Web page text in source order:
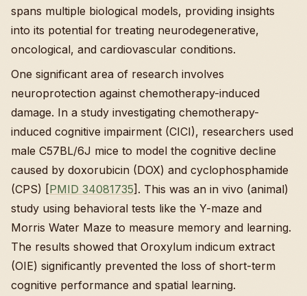
spans multiple biological models, providing insights
into its potential for treating neurodegenerative,
oncological, and cardiovascular conditions.
One significant area of research involves
neuroprotection against chemotherapy-induced
damage. In a study investigating chemotherapy-
induced cognitive impairment (CICI), researchers used
male C57BL/6J mice to model the cognitive decline
caused by doxorubicin (DOX) and cyclophosphamide
(CPS) [PMID 34081735]. This was an in vivo (animal)
study using behavioral tests like the Y-maze and
Morris Water Maze to measure memory and learning.
The results showed that Oroxylum indicum extract
(OIE) significantly prevented the loss of short-term
cognitive performance and spatial learning.